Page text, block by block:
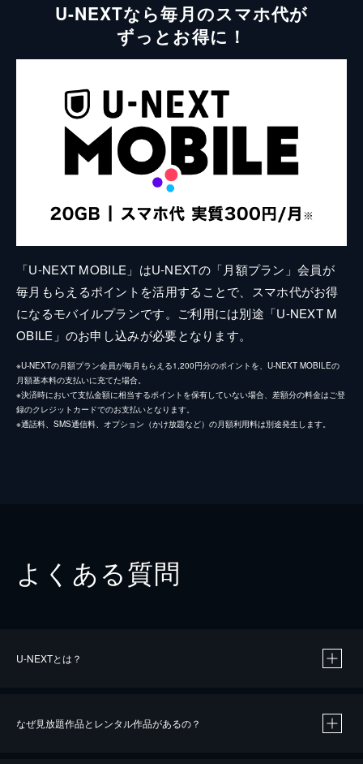
U-NEXTなら毎月のスマホ代が
ずっとお得に！
「U-NEXT MOBILE」はU-NEXTの「月額プラン」会員が
毎月もらえるポイントを活用することで、スマホ代がお得
になるモバイルプランです。ご利用には別途「U-NEXT M
OBILE」のお申し込みが必要となります。
※U-NEXTの月額プラン会員が毎月もらえる1,200円分のポイントを、U-NEXT MOBILEの
月額基本料の支払いに充てた場合。
※決済時において支払金額に相当するポイントを保有していない場合、差額分の料金はご登
録のクレジットカードでのお支払いとなります。
※通話料、SMS通信料、オプション（かけ放題など）の月額利用料は別途発生します。
よくある質問
U-NEXTとは？
なぜ見放題作品とレンタル作品があるの？